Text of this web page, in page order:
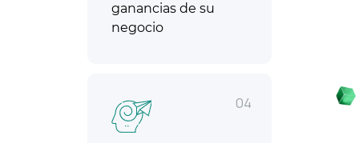
ganancias de su
negocio
04